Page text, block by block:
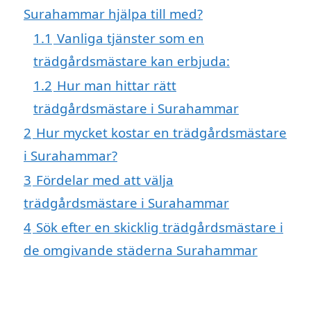
Surahammar hjälpa till med?
1.1 Vanliga tjänster som en
trädgårdsmästare kan erbjuda:
1.2 Hur man hittar rätt
trädgårdsmästare i Surahammar
2 Hur mycket kostar en trädgårdsmästare
i Surahammar?
3 Fördelar med att välja
trädgårdsmästare i Surahammar
4 Sök efter en skicklig trädgårdsmästare i
de omgivande städerna Surahammar